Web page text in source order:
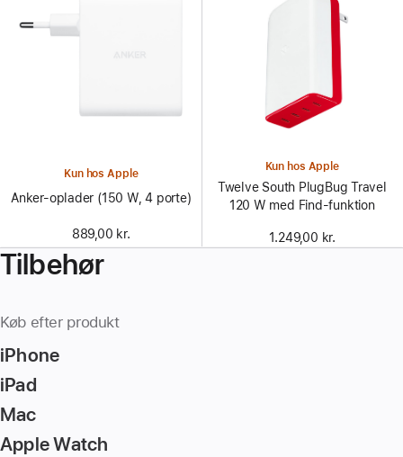
Kun hos Apple
Anker-oplader (150 W, 4 porte)
889,00 kr.
Kun hos Apple
Twelve South PlugBug Travel
120 W med Find-funktion
1.249,00 kr.
Tilbehør
Køb efter produkt
iPhone
iPad
Mac
Apple Watch